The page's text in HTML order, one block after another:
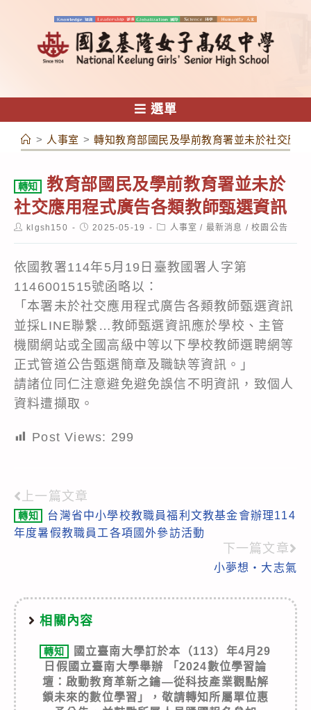
容
選單
> 人事室 > 轉知教育部國民及學前教育署並未於社交應
轉知
教育部國民及學前教育署並未於
社交應用程式廣告各類教師甄選資訊
Postklgsh150
Post2025-05-19
Post人事室 / 最新消息 / 校園公告
依國教署114年5月19日臺教國署人字第
1146001515號函略以：
「本署未於社交應用程式廣告各類教師甄選資訊
並採LINE聯繫…教師甄選資訊應於學校、主管
機關網站或全國高級中等以下學校教師選聘網等
正式管道公告甄選簡章及職缺等資訊。」
請諸位同仁注意避免避免誤信不明資訊，致個人
資料遭擷取。
Post Views: 299
Read
more
上一篇文章
轉知
台灣省中小學校教職員福利文教基金會辦理114
年度暑假教職員工各項國外參訪活動
下一篇文章
小夢想‧大志氣
相關內容
轉知
國立臺南大學訂於本（113）年4月29
日假國立臺南大學舉辦 「2024數位學習論
壇：啟動教育革新之鑰—從科技產業觀點解
鎖未來的數位學習」，敬請轉知所屬單位惠